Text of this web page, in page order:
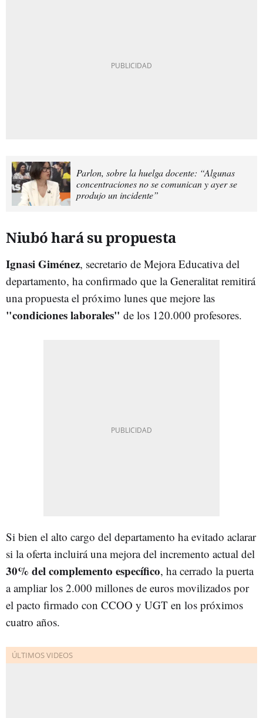
Parlon, sobre la huelga docente: “Algunas
concentraciones no se comunican y ayer se
produjo un incidente”
Niubó hará su propuesta
Ignasi Giménez, secretario de Mejora Educativa del
departamento, ha confirmado que la Generalitat remitirá
una propuesta el próximo lunes que mejore las
"condiciones laborales" de los 120.000 profesores.
Si bien el alto cargo del departamento ha evitado aclarar
si la oferta incluirá una mejora del incremento actual del
30% del complemento específico, ha cerrado la puerta
a ampliar los 2.000 millones de euros movilizados por
el pacto firmado con CCOO y UGT en los próximos
cuatro años.